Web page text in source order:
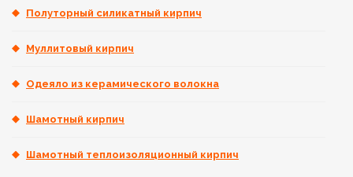
Полуторный силикатный кирпич
Муллитовый кирпич
Одеяло из керамического волокна
Шамотный кирпич
Шамотный теплоизоляционный кирпич